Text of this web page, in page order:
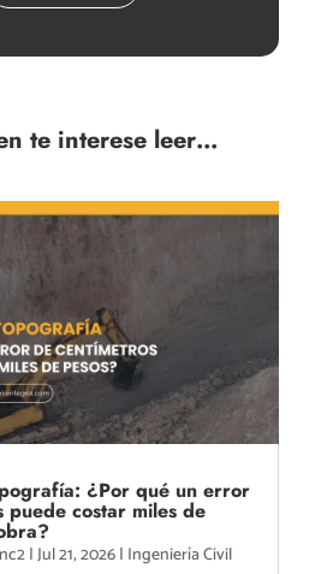
te interese leer…
¿Por qué un error
puede costar miles de
|Jul 21, 2026| Ingeniería Civil